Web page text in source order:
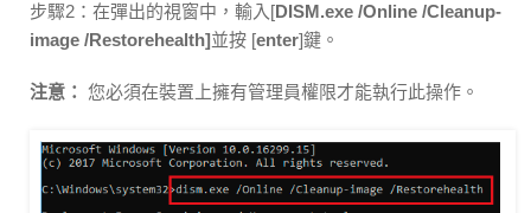
步驟2：在彈出的視窗中，輸入[DISM.exe /Online /Cleanup-
image /Restorehealth]並按 [enter]鍵。
注意： 您必須在裝置上擁有管理員權限才能執行此操作。